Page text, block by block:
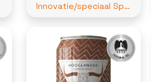
Innovatie/speciaal Speciaal (Meer dan 6 ABV)